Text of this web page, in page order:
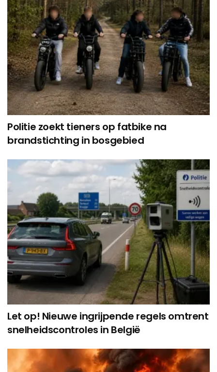
Politie zoekt tieners op fatbike na
brandstichting in bosgebied
Let op! Nieuwe ingrijpende regels omtrent
snelheidscontroles in België